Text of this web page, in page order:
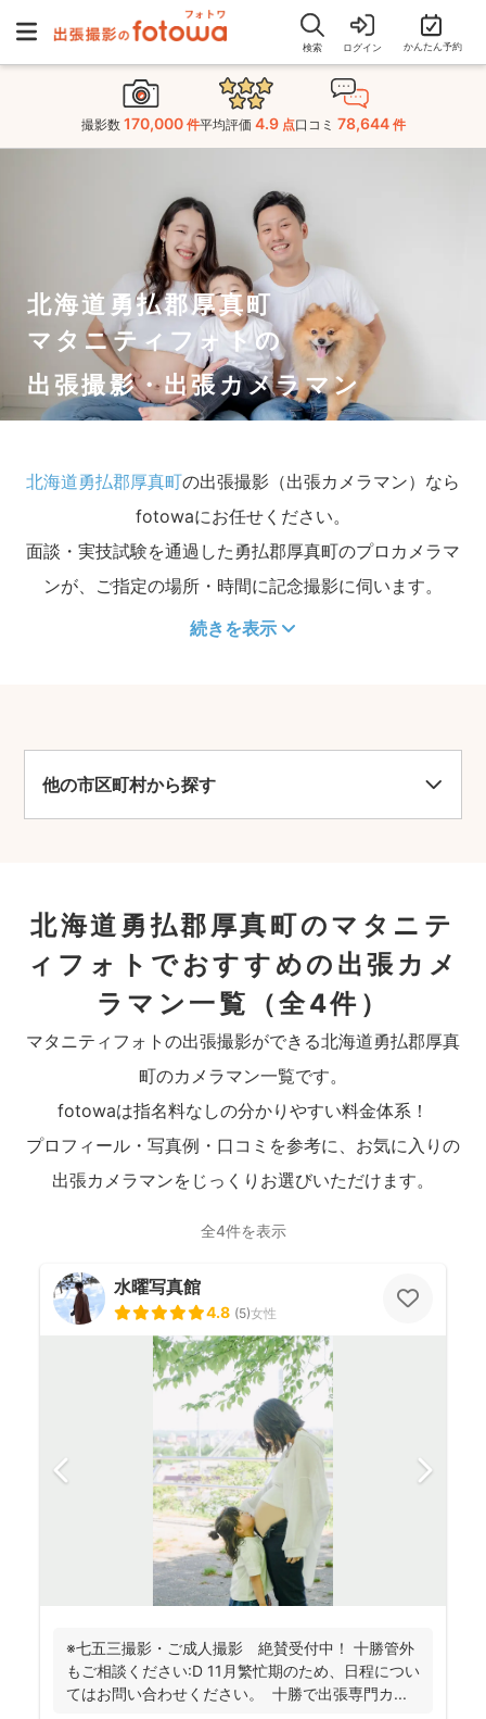
検索 ログイン かんたん予約
撮影数 170,000 件平均評価 4.9 点口コミ 78,644 件
北海道勇払郡厚真町
マタニティフォトの
出張撮影・出張カメラマン
北海道勇払郡厚真町の出張撮影（出張カメラマン）なら
fotowaにお任せください。
面談・実技試験を通過した勇払郡厚真町のプロカメラマ
ンが、ご指定の場所・時間に記念撮影に伺います。
続きを表示
他の市区町村から探す
北海道勇払郡厚真町のマタニテ
ィフォトでおすすめの出張カメ
ラマン一覧
（全4件）
マタニティフォトの出張撮影ができる北海道勇払郡厚真
町のカメラマン一覧です。
fotowaは指名料なしの分かりやすい料金体系！
プロフィール・写真例・口コミを参考に、お気に入りの
出張カメラマンをじっくりお選びいただけます。
全4件を表示
水曜写真館
4.8 (5)女性
※七五三撮影・ご成人撮影 絶賛受付中！ 十勝管外
もご相談ください:D 11月繁忙期のため、日程につい
てはお問い合わせください。 十勝で出張専門カ...